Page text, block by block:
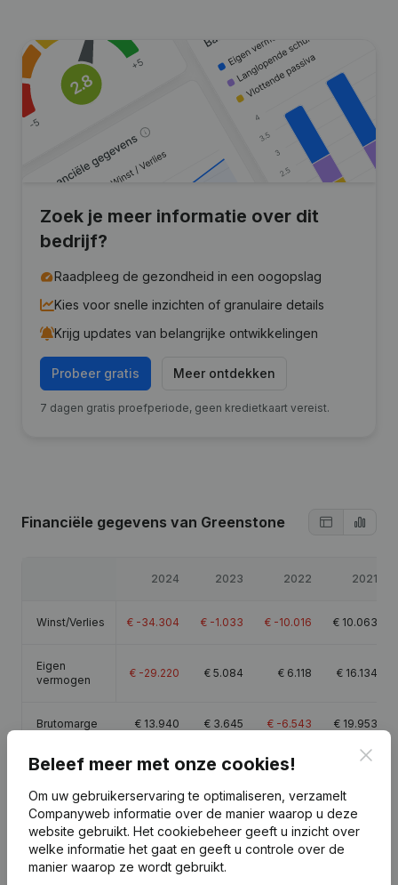
Zoek je meer informatie over dit
bedrijf?
Raadpleeg de gezondheid in een oogopslag
Kies voor snelle inzichten of granulaire details
Krijg updates van belangrijke ontwikkelingen
Probeer gratis Meer ontdekken
7 dagen gratis proefperiode, geen kredietkaart vereist.
Financiële gegevens van Greenstone
2024 2023 2022 2021
Winst/Verlies € -34.304 € -1.033 € -10.016 € 10.063
Eigen
vermogen
€ -29.220 € 5.084 € 6.118 € 16.134
Brutomarge € 13.940 € 3.645 € -6.543 € 19.953
Publicatiesvan Greenstone
Beleef meer met onze cookies!
Om uw gebruikerservaring te optimaliseren, verzamelt
Companyweb informatie over de manier waarop u deze
website gebruikt. Het cookiebeheer geeft u inzicht over
welke informatie het gaat en geeft u controle over de
manier waarop ze wordt gebruikt.